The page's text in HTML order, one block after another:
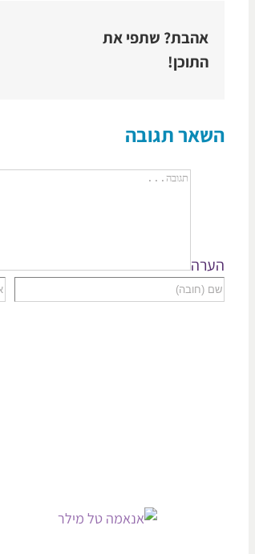
אהבת? שתפי את
התוכן!
השאר תגובה
הערה